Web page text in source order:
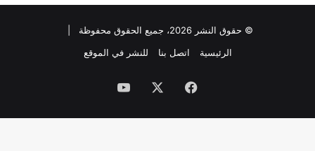
© حقوق النشر 2026، جميع الحقوق محفوظة |
الرئيسية
اتصل بنا للنشر في الموقع
فيسبوك